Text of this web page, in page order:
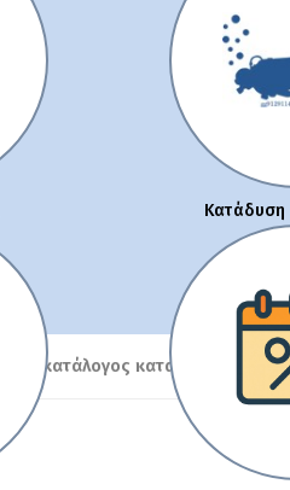
Κατάδυση
Τιμοκατάλογος καταδυτικού